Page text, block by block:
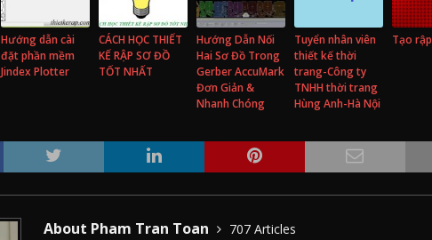
Hướng dẫn cài
đặt phần mềm
Jindex Plotter
CÁCH HỌC THIẾT
KẾ RẬP SƠ ĐỒ
TỐT NHẤT
Hướng Dẫn Nối
Hai Sơ Đồ Trong
Gerber AccuMark
Đơn Giản &
Nhanh Chóng
Tuyển nhân viên
thiết kế thời
trang-Công ty
TNHH thời trang
Hùng Anh-Hà Nội
Tạo
About Pham Tran Toan
707 Articles